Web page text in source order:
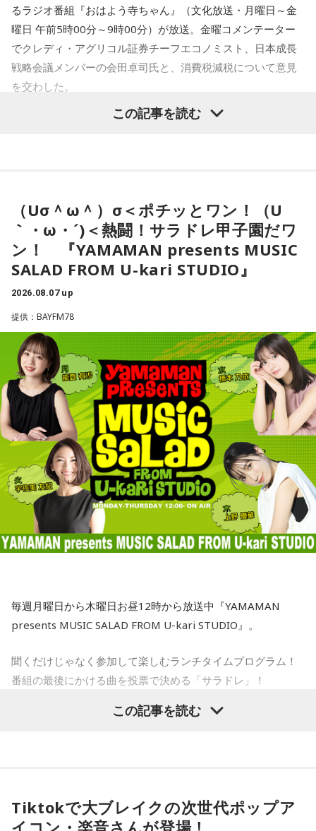
声を聞き、皆様を招き入れた結果、だんだんと伸びていって
しまったんです。
寺内：優しさのタイムラグがだらだら祭りの起源なんです
ってことなんですね。
内にビルが建っているんです。
寺内：ビルの中に神社があるんじゃなくて、神社の境内にビ
ルが建っているんだ！？
三輪田：元々は広大な敷地なんです。
寺内：今も神社さんが所有している土地ってことですよね……
不動産が！
三輪田：都内の神社さんでは特にそういったことが多いと思
います。
小林：あとエレベーターはびっくりした。
寺内：こちらの社務所が3階建てだったもんね。
小林：神社でエレベーター乗ったのは初めてじゃない？
小林：だらだら祭りはやっぱり賑やかですか？
三輪田：はい。この辺りは生姜の名産地だったので、お祭り
の期間に生姜を出店で販売していただいておりました。生姜
は邪気を払う効果がある縁起の良いものとされていて、今で
もその頃の名残でお祭りの期間は生姜を境内で販売していま
寺内：オフィス街のイメージだけど、住まわれている方もい
一蔵 「だからね、この記事を読んだら「AIを駆使して盛り上
げていく」とか」
水谷「おお～」
「これね、楽しんでやってほしいなってものすごい思
ると思うんですけど、温かくこの子を迎えて、いい町内会に
していただければ」
水谷「素晴らしい」
水谷「そうですね。デザインとかも、ちょっと若々しくなっ
たりとかね」
一蔵
「そう。「これAIだ」とかさ。（笑） 他に色々苦労し
ている町内会もたくさんあると思うんですが、こういう町内
会もあるんだよと。若い子がやったって、やる気さえあれば
いいんだって。周りが盛り立てていけば誰でもなれるし、近
所の人と集まってお話しするっていうのもいいことだと思い
ます。町内会文化はなくなってほしくないんで、なんだった
ら、こういう町内会にはワタシ、ノーギャラで落語やりに行
きますから」
一蔵「もう言いましたよ。もうノーギャラでもいいぐらい。
るラジオ番組『おはよう寺ちゃん』（文化放送・月曜日～金
曜日 午前5時00分～9時00分）が放送。金曜コメンテーター
でクレディ・アグリコル証券チーフエコノミスト、日本成長
戦略会議メンバーの会田卓司氏と、消費税減税について意見
を交わした。
寺島「高市政権が閣議決定した消費税の減税方針が、日米関
か、インフレ抑制策を実行するか。私なら後者を優先する」
と話したといいます。自民党内では、トランプ政権が積極財
政の修正を求めるシナリオを警戒する声が上がりました。閣
僚経験者の一人は「アメリカが消費税の減税や歳出増にどれ
ほど注文をつけるのか見極める必要がある」このように強調
したといいます。消費税減税が日米関係の新たな火種に浮上
という。アメリカの政府高官が言ったということなんです
が、これ、会田さんはどう捉えていらっしゃいますか？」
会田「ベッセント財務長官のインタビューと、この誰だかよ
くわからない匿名の政府高官の発言が混ぜこぜになって、さ
もベッセント財務長官が日本の消費減税に反対したかのよう
な印象を与える記事が掲載されて、今、大きな問題となって
います。この誰かよくわからないアメリカの政府高官ですと
か、匿名の閣僚経験者の発言というのは、それほど重要では
ないということです。重要であれば、しっかり名前を出して
発言してくるはずですから、まったく問題にはならないと思
います」
うな感じです。日米の金利差が円安の要因だと指摘される
中、日銀が次の会合で利上げに踏み切るべきかと問われたの
及は避けつつ、「植田総裁とは15年以上の知り合いで、絶大
な信頼を寄せている。日本経済にとって最善の措置を講じる
と確信している」と述べたといいます。これまでベッセント
つあるというような認識が広まれば、市場にとって好ましく
ない混乱を招くことになる」と語り、その上で「日米の当局
この記事を読む
（Uσ＾ω＾）σ＜ポチッとワン！（U
｀・ω・´)＜熱闘！サラドレ甲子園だワ
ン！ 『YAMAMAN presents MUSIC
SALAD FROM U-kari STUDIO』
2026.08.07 up
提供：BAYFM78
毎週月曜日から木曜日お昼12時から放送中『YAMAMAN
presents MUSIC SALAD FROM U-kari STUDIO』。
聞くだけじゃなく参加して楽しむランチタイムプログラム！
番組の最後にかける曲を投票で決める「サラドレ」！
各曜日、OA前日の12:50～、次回放送分のサラドレラインナ
この記事を読む
Tiktokで大ブレイクの次世代ポップア
イコン・楽音さんが登場！